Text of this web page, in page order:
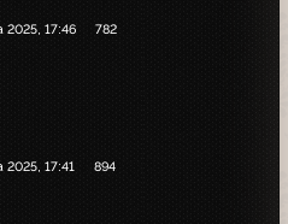
2025, 17:46 782
2025, 17:41 894